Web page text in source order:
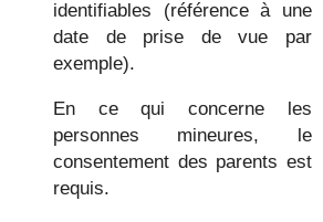
identifiables (référence à une
date de prise de vue par
exemple).
En ce qui concerne les
personnes mineures, le
consentement des parents est
requis.